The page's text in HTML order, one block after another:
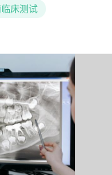
临床测试